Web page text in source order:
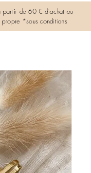
partir de 60 € d'achat ou
propre *sousconditions